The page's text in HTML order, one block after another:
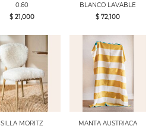
0.60
$ 21,000
BLANCO LAVABLE
$ 72,100
SILLA MORITZ
MANTA AUSTRIACA